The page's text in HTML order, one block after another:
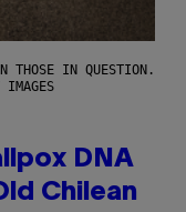
THOSE IN QUESTION.
DNA
Chilean